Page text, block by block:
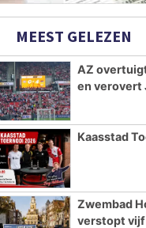
MEEST GELEZEN
AZ
en verovert
Kaasstad
Zwembad
verstopt vijf